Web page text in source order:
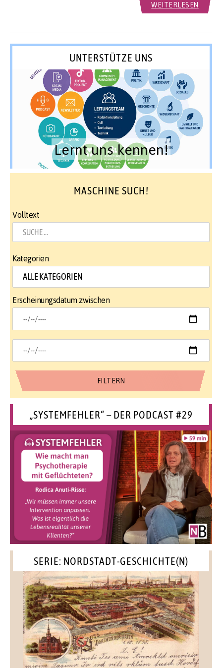
WEITERLESEN
UNTERSTÜTZE UNS
Lernt uns kennen!
MASCHINE SUCH!
Volltext
Kategorien
Erscheinungsdatum zwischen
„SYSTEMFEHLER“ – DER PODCAST #29
SERIE: NORDSTADT-GESCHICHTE(N)